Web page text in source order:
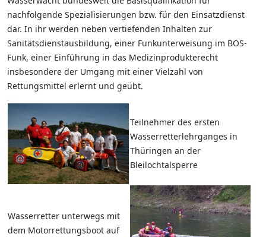
nachfolgende Spezialisierungen bzw. für den Einsatzdienst
dar. In ihr werden neben vertiefenden Inhalten zur
Sanitätsdienstausbildung, einer Funkunterweisung im BOS-
Funk, einer Einführung in das Medizinprodukterecht
insbesondere der Umgang mit einer Vielzahl von
Rettungsmittel erlernt und geübt.
Teilnehmer des ersten
Wasserretterlehrganges in
Thüringen an der
Bleilochtalsperre
Wasserretter unterwegs mit
dem Motorrettungsboot auf